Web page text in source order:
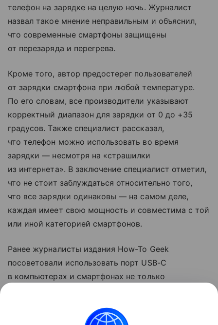
телефон на зарядке на целую ночь. Журналист
назвал такое мнение неправильным и объяснил,
что современные смартфоны защищены
от перезаряда и перегрева.
Кроме того, автор предостерег пользователей
от зарядки смартфона при любой температуре.
По его словам, все производители указывают
корректный диапазон для зарядки от 0 до +35
градусов. Также специалист рассказал,
что телефон можно использовать во время
зарядки — несмотря на «страшилки
из интернета». В заключение специалист отметил,
что не стоит заблуждаться относительно того,
что все зарядки одинаковы — на самом деле,
каждая имеет свою мощность и совместима с той
или иной категорией смартфонов.
Ранее журналисты издания How-To Geek
посоветовали использовать порт USB-C
в компьютерах и смартфонах не только
скорости и подключаться к мониторам.